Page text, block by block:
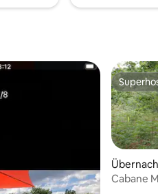
Cabane